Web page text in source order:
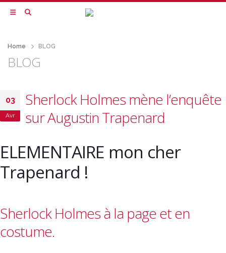
Home BLOG
BLOG
03
Avr
Sherlock Holmes mène l’enquête
sur Augustin Trapenard
ELEMENTAIRE mon cher
Trapenard !
Sherlock Holmes à la page et en
costume.